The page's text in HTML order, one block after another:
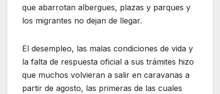
que abarrotan albergues, plazas y parques y
los migrantes no dejan de llegar.
El desempleo, las malas condiciones de vida y
la falta de respuesta oficial a sus trámites hizo
que muchos volvieran a salir en caravanas a
partir de agosto, las primeras de las cuales